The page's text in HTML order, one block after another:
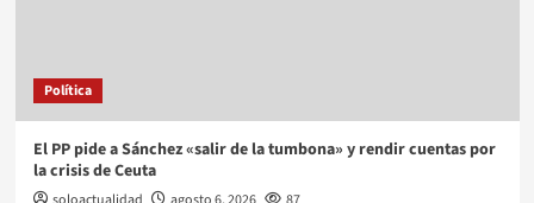
Política
El PP pide a Sánchez «salir de la tumbona» y rendir cuentas por
la crisis de Ceuta